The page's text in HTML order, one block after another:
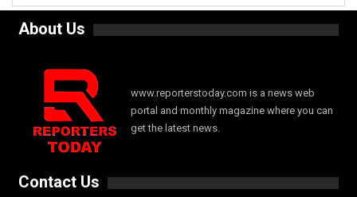
About Us
www.reporterstoday.com is a news web
portal and monthly magazine where you can
get the latest news.
Contact Us